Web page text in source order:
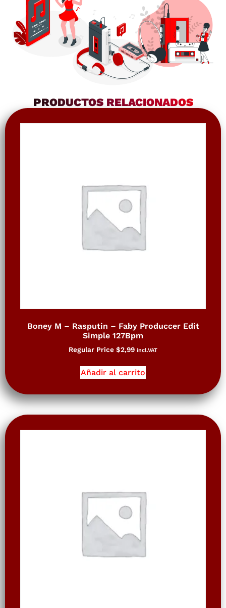
PRODUCTOS RELACIONADOS
Boney M – Rasputin – Faby Produccer Edit
Simple 127Bpm
Regular Price $2,99 incl.VAT
Añadir al carrito